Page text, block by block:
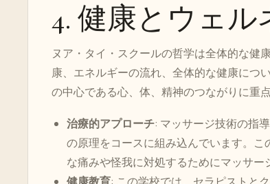
4. 健康とウェ
ヌア・タイ・スクールの哲学は全体的な健
康、エネルギーの流れ、全体的な健康につ
の中心である心、体、精神のつながりに重
治療的アプローチ: マッサージ技術の指
の原理をコースに組み込んでいます。
な痛みや怪我に対処するためにマッサー